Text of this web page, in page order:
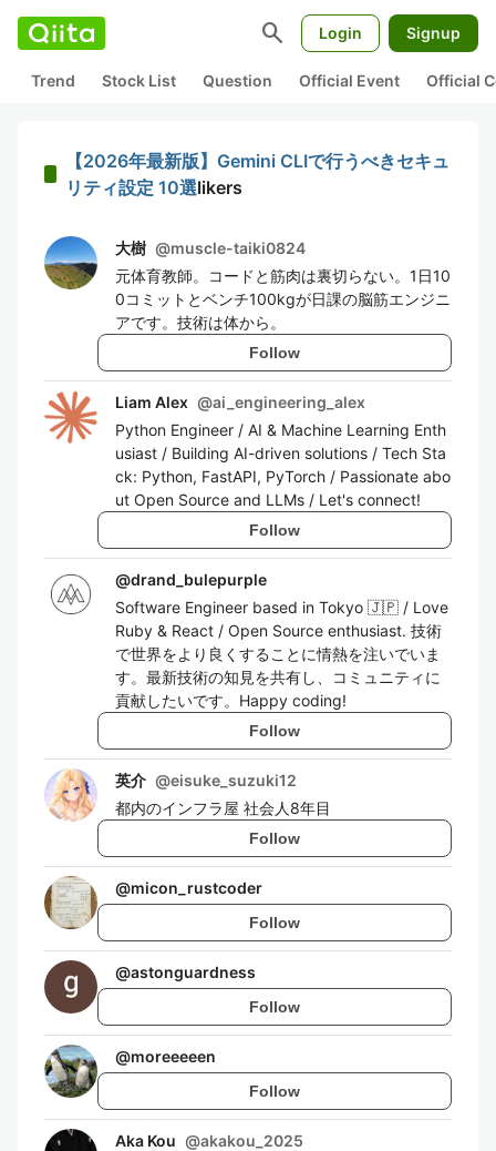
search Login Signup
Trend Stock List Question Official Event Official
【2026年最新版】Gemini CLIで行うべきセキュ
リティ設定 10選likers
大樹 @muscle-taiki0824
元体育教師。コードと筋肉は裏切らない。1日10
0コミットとベンチ100kgが日課の脳筋エンジニ
アです。技術は体から。
Follow
Liam Alex @ai_engineering_alex
Python Engineer / AI & Machine Learning Enth
usiast / Building AI-driven solutions / Tech Sta
ck: Python, FastAPI, PyTorch / Passionate abo
ut Open Source and LLMs / Let's connect!
Follow
@drand_bulepurple
Software Engineer based in Tokyo 🇯🇵 / Love
Ruby & React / Open Source enthusiast. 技術
で世界をより良くすることに情熱を注いでいま
す。最新技術の知見を共有し、コミュニティに
貢献したいです。Happy coding!
Follow
英介 @eisuke_suzuki12
都内のインフラ屋 社会人8年目
Follow
@micon_rustcoder
Follow
@astonguardness
Follow
@moreeeeen
Follow
Aka Kou @akakou_2025